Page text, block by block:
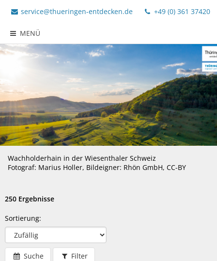
service@thueringen-entdecken.de +49 (0) 361 37420
MENÜ
Wachholderhain in der Wiesenthaler Schweiz
Fotograf: Marius Holler, Bildeigner: Rhön GmbH, CC-BY
250 Ergebnisse
Sortierung:
Suche Filter